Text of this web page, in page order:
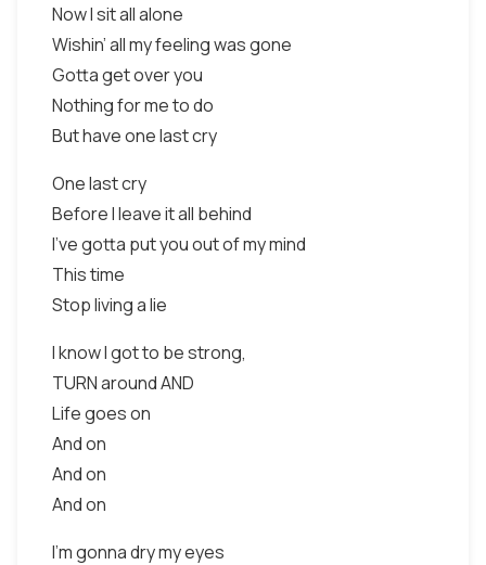
Now I sit all alone
Wishin’ all my feeling was gone
Gotta get over you
Nothing for me to do
But have one last cry
One last cry
Before I leave it all behind
I've gotta put you out of my mind
This time
Stop living a lie
I know I got to be strong,
TURN around AND
Life goes on
And on
And on
And on
I'm gonna dry my eyes